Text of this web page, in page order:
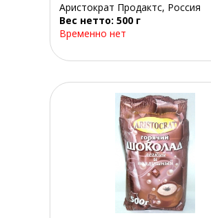
Аристократ Продактс, Россия
Вес нетто: 500 г
Временно нет